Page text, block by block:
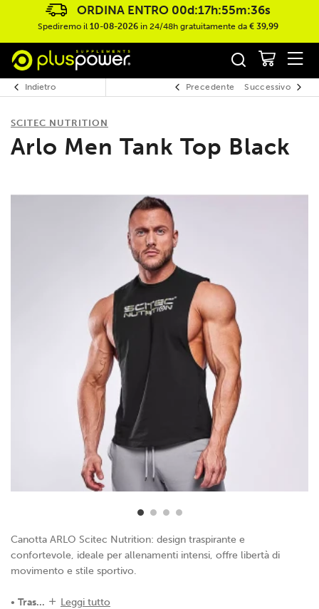
ORDINA ENTRO 00d:17h:55m:36s
Spediremo il 10-08-2026in 24/48h gratuitamente da € 39,99
Indietro Precedente Successivo
SCITEC NUTRITION
Arlo Men Tank Top Black
Canotta ARLO Scitec Nutrition: design traspirante e
confortevole, ideale per allenamenti intensi, offre libertà di
movimento e stile sportivo.
• Tras... Leggi tutto